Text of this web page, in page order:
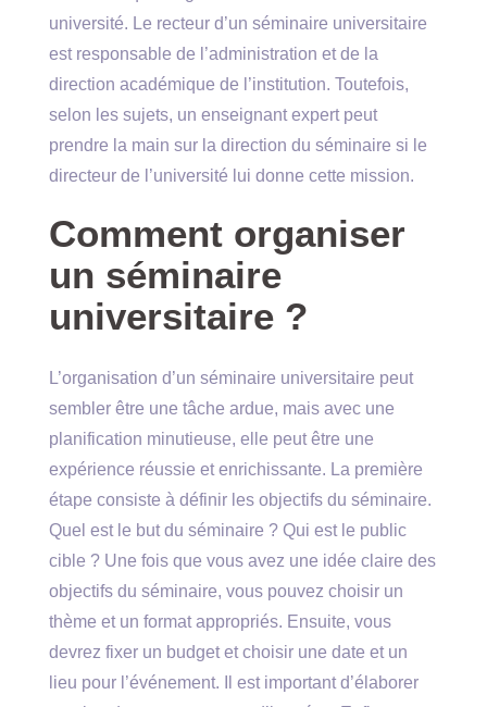
université. Le recteur d’un séminaire universitaire
est responsable de l’administration et de la
direction académique de l’institution. Toutefois,
selon les sujets, un enseignant expert peut
prendre la main sur la direction du séminaire si le
directeur de l’université lui donne cette mission.
Comment organiser
un séminaire
universitaire ?
L’organisation d’un séminaire universitaire peut
sembler être une tâche ardue, mais avec une
planification minutieuse, elle peut être une
expérience réussie et enrichissante. La première
étape consiste à définir les objectifs du séminaire.
Quel est le but du séminaire ? Qui est le public
cible ? Une fois que vous avez une idée claire des
objectifs du séminaire, vous pouvez choisir un
thème et un format appropriés. Ensuite, vous
devrez fixer un budget et choisir une date et un
lieu pour l’événement. Il est important d’élaborer